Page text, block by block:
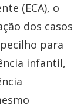
(ECA), o
dos casos
para
infantil,